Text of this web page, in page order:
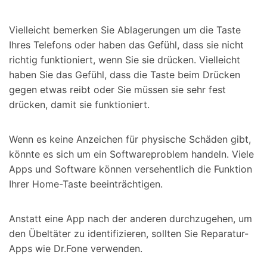
Vielleicht bemerken Sie Ablagerungen um die Taste
Ihres Telefons oder haben das Gefühl, dass sie nicht
richtig funktioniert, wenn Sie sie drücken. Vielleicht
haben Sie das Gefühl, dass die Taste beim Drücken
gegen etwas reibt oder Sie müssen sie sehr fest
drücken, damit sie funktioniert.
Wenn es keine Anzeichen für physische Schäden gibt,
könnte es sich um ein Softwareproblem handeln. Viele
Apps und Software können versehentlich die Funktion
Ihrer Home-Taste beeinträchtigen.
Anstatt eine App nach der anderen durchzugehen, um
den Übeltäter zu identifizieren, sollten Sie Reparatur-
Apps wie Dr.Fone verwenden.